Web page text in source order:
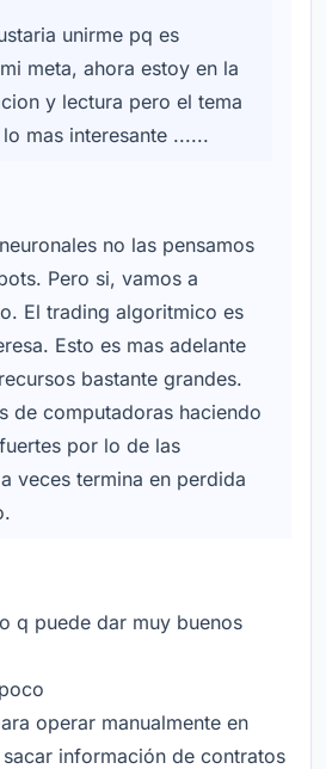
unirme pq es
meta, ahora estoy en la
y lectura pero el tema
mas interesante ......
no las pensamos
Pero si, vamos a
El trading algoritmico es
Esto es mas adelante
bastante grandes.
de computadoras haciendo
por lo de las
veces termina en perdida
q puede dar muy buenos
operar manualmente en
información de contratos